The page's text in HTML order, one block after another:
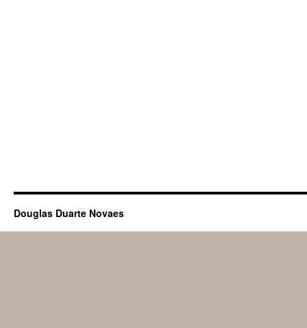
Douglas Duarte Novaes